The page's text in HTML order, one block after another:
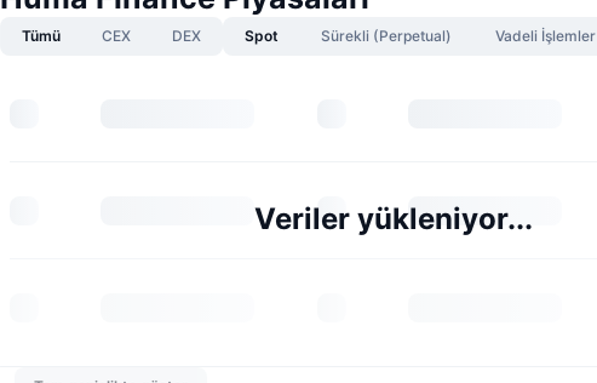
Tümü CEX DEX Spot Sürekli (Perpetual) Vadeli İşlemler
Veriler yükleniyor...